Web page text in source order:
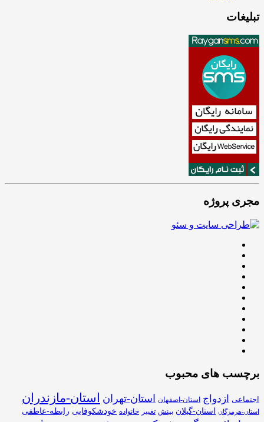
تبلیغات
مجری پروژه
برچسب های محبوب
اجتماعی ازدواج استان-اصفهان استان-تهران استان-مازندران
استان-هرمزگان استان-گیلان بینش تغییر خانواده خودشکوفایی رابطه-عاطفی